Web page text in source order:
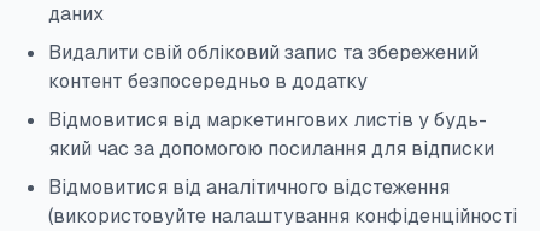
даних
Видалити свій обліковий запис та збережений
контент безпосередньо в додатку
Відмовитися від маркетингових листів у будь-
який час за допомогою посилання для відписки
Відмовитися від аналітичного відстеження
(використовуйте налаштування конфіденційності